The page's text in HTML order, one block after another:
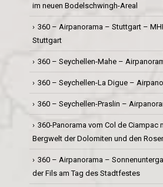
im neuen Bodelschwingh-Areal
360 – Airpanorama – Stuttgart –
Stuttgart
360 – Seychellen-Mahe –
360 – Seychellen-La Digue –
360 – Seychellen-Praslin –
360-Panorama vom Col de Ciampac
Bergwelt der Dolomiten und den
360 – Airpanorama –
der Fils am Tag des Stadtfestes